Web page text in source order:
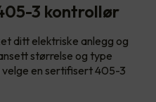
3 kontrollør
ditt elektriske anlegg og
størrelse og type
en sertifisert 405-3